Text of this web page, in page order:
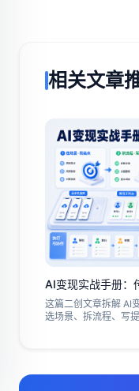
相关文章
AI变现实战手册：
这篇二创文章拆解 AI
选场景、拆流程、写